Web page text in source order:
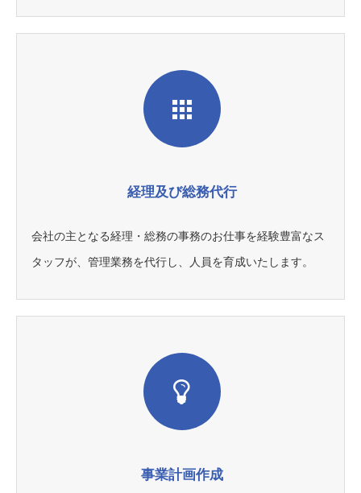
経理及び総務代行
会社の主となる経理・総務の事務のお仕事を経験豊富なス
タッフが、管理業務を代行し、人員を育成いたします。
事業計画作成